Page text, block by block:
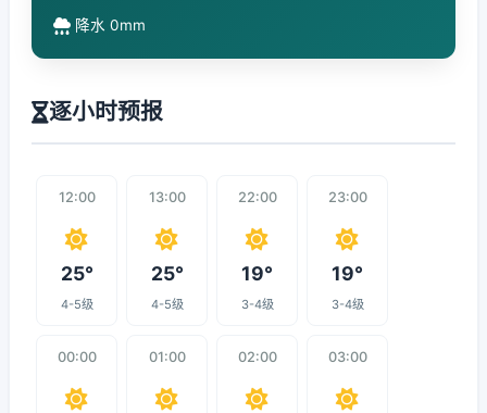
降水 0mm
逐小时预报
12:00
25°
4-5级
13:00
25°
4-5级
22:00
19°
3-4级
23:00
19°
3-4级
00:00 01:00 02:00 03:00